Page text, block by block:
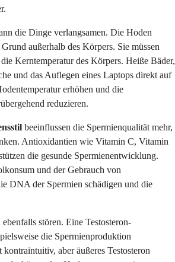
die Dinge verlangsamen. Die Hoden
außerhalb des Körpers. Sie müssen
Kerntemperatur des Körpers. Heiße Bäder,
und das Auflegen eines Laptops direkt auf
erhöhen und die
reduzieren.
beeinflussen die Spermienqualität mehr,
Antioxidantien wie Vitamin C, Vitamin
die gesunde Spermienentwicklung.
und der Gebrauch von
DNA der Spermien schädigen und die
ebenfalls stören. Eine Testosteron-
die Spermienproduktion
aber äußeres Testosteron